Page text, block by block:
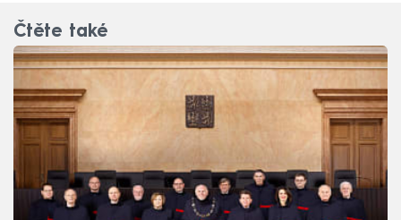
Čtěte také